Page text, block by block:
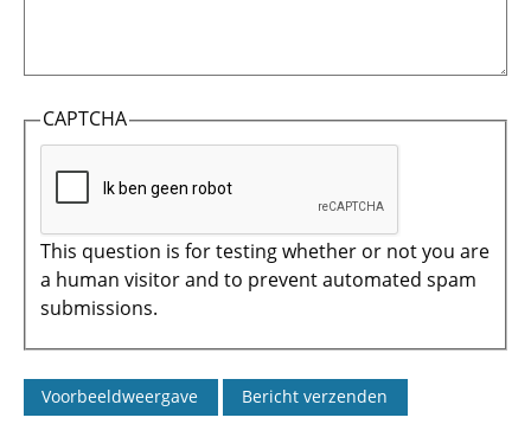
CAPTCHA
This question is for testing whether or not you are
a human visitor and to prevent automated spam
submissions.